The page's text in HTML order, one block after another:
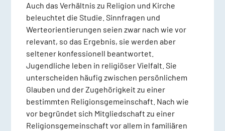
Auch das Verhältnis zu Religion und Kirche
beleuchtet die Studie. Sinnfragen und
Werteorientierungen seien zwar nach wie vor
relevant, so das Ergebnis, sie werden aber
seltener konfessionell beantwortet.
Jugendliche leben in religiöser Vielfalt. Sie
unterscheiden häufig zwischen persönlichem
Glauben und der Zugehörigkeit zu einer
bestimmten Religionsgemeinschaft. Nach wie
vor begründet sich Mitgliedschaft zu einer
Religionsgemeinschaft vor allem in familiären